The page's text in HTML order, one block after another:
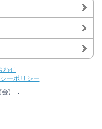
わせ
ーポリシー
会) .